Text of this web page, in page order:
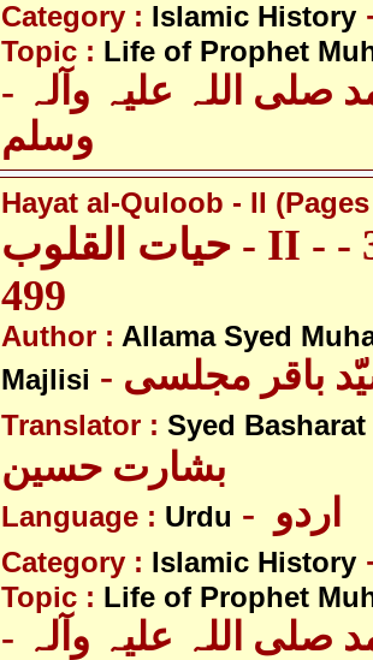
Category : Islamic History
Topic : Life of Prophet
- حضرت محمد صلی اللہ علیہ وآلہ
وسلم
Hayat al-Quloob - II (Pages
حیات القلوب - II - صفحہ 353 -
499
Author : Allama Syed
Majlisi
Translator : Syed
بشارت حسین
Language : Urdu
Category : Islamic History
Topic : Life of Prophet
- حضرت محمد صلی اللہ علیہ وآلہ